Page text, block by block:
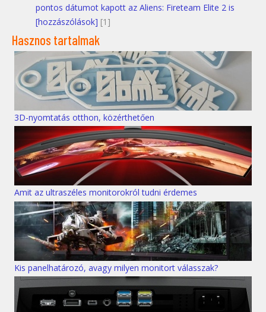
pontos dátumot kapott az Aliens: Fireteam Elite 2 is
[hozzászólások] [1]
Hasznos tartalmak
3D-nyomtatás otthon, közérthetően
Amit az ultraszéles monitorokról tudni érdemes
Kis panelhatározó, avagy milyen monitort válasszak?